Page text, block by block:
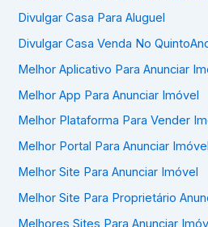
Divulgar Casa Para Aluguel
Divulgar Casa Venda No
Melhor Aplicativo Para Anunciar
Melhor App Para Anunciar Imóvel
Melhor Plataforma Para Vender
Melhor Portal Para Anunciar Imóvel
Melhor Site Para Anunciar Imóvel
Melhor Site Para Proprietário
Melhores Sites Para Anunciar